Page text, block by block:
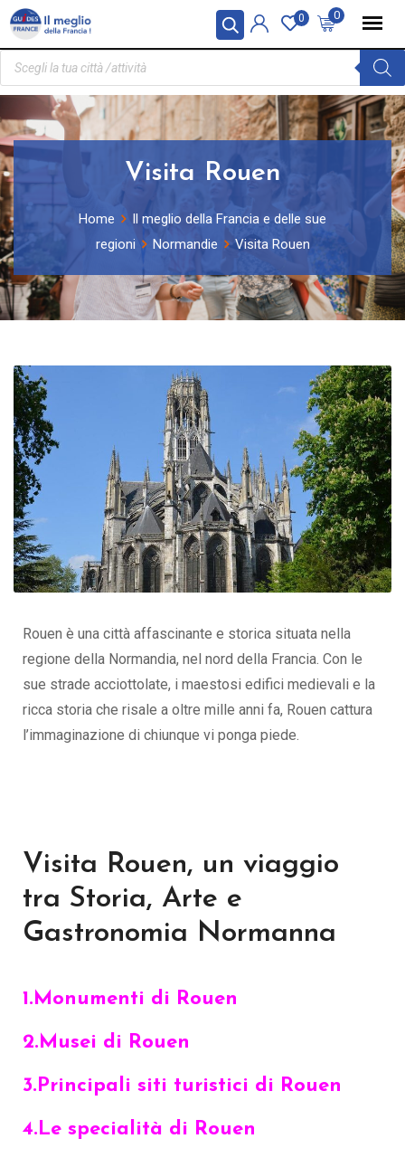
Pannello di gestione dei cookies 0
0
Visita Rouen
Home
Il meglio della Francia e delle sue
regioni
Normandie Visita Rouen
Rouen è una città affascinante e storica situata nella
regione della Normandia, nel nord della Francia. Con le
sue strade acciottolate, i maestosi edifici medievali e la
ricca storia che risale a oltre mille anni fa, Rouen cattura
l’immaginazione di chiunque vi ponga piede.
Visita Rouen, un viaggio
tra Storia, Arte e
Gastronomia Normanna
1.Monumenti di Rouen
2.Musei di Rouen
3.Principali siti turistici di Rouen
4.Le specialità di Rouen